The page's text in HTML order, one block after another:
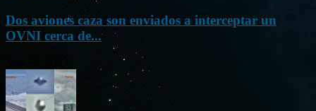
Dos aviones caza son enviados a interceptar un
OVNI cerca de...